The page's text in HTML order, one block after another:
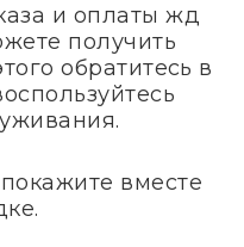
и оплаты жд
получить
обратитесь в
вместе